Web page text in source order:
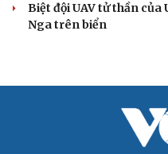
Biệt đội UAV tử thần
Nga trên biển